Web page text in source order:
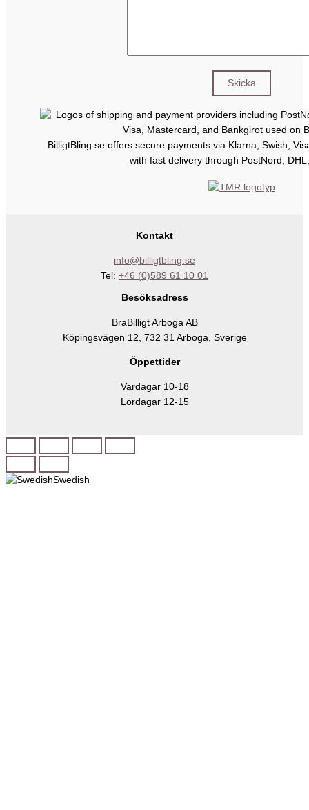
BilligtBling.se offers secure payments via Klarna, Swish,
with fast delivery through PostNord,
Kontakt
info@billigtbling.se
Tel: +46 (0)589 61 10 01
Besöksadress
BraBilligt Arboga AB
Köpingsvägen 12, 732 31 Arboga, Sverige
Öppettider
Vardagar 10-18
Lördagar 12-15
Swedish